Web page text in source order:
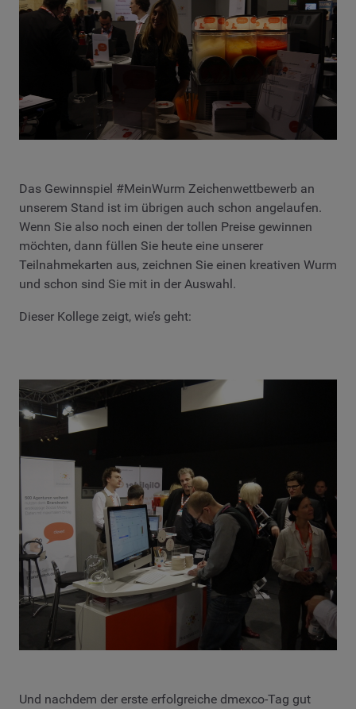
Das Gewinnspiel #MeinWurm Zeichenwettbewerb an
unserem Stand ist im übrigen auch schon angelaufen.
Wenn Sie also noch einen der tollen Preise gewinnen
möchten, dann füllen Sie heute eine unserer
Teilnahmekarten aus, zeichnen Sie einen kreativen Wurm
und schon sind Sie mit in der Auswahl.
Dieser Kollege zeigt, wie’s geht:
Und nachdem der erste erfolgreiche dmexco-Tag gut